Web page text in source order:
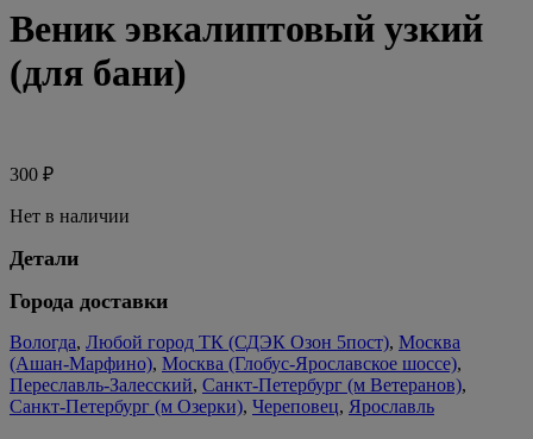
Веник эвкалиптовый узкий
(для бани)
300 ₽
Нет в наличии
Детали
Города доставки
Вологда, Любой город ТК (СДЭК Озон 5пост), Москва
(Ашан-Марфино), Москва (Глобус-Ярославское шоссе),
Переславль-Залесский, Санкт-Петербург (м Ветеранов),
Санкт-Петербург (м Озерки), Череповец, Ярославль